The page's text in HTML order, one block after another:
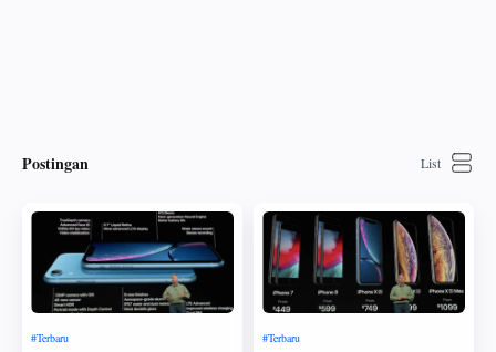
Postingan